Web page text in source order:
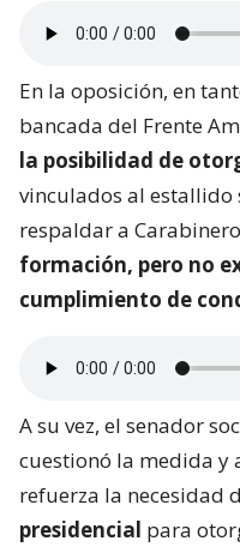
En la oposición, en
bancada del Frente
la posibilidad de
vinculados al estallido
respaldar a
formación, pero no
cumplimiento de
A su vez, el senador
cuestionó la medida y
refuerza la necesidad
presidencial para